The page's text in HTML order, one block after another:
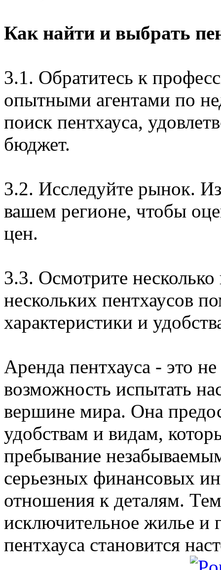
Как найти и выбрать
3.1. Обратитесь к
опытными агентами по
поиск пентхауса,
бюджет.
3.2. Исследуйте рынок.
вашем регионе, чтобы
цен.
3.3. Осмотрите
нескольких пентхаусов
характеристики и
Аренда пентхауса - это
возможность испытать
вершине мира. Она
удобствам и видам,
пребывание
серьезных финансовых
отношения к деталям.
исключительное жилье и
пентхауса становится